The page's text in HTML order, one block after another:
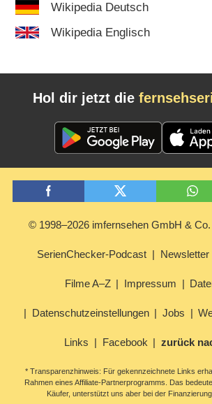
Wikipedia Deutsch
Wikipedia Englisch
Hol dir jetzt die
© 1998–2026 imfernsehen GmbH &
SerienChecker-Podcast Newsletter
Filme A–Z Impressum
Datenschutzeinstellungen Jobs
Links Facebook zurück
* Transparenzhinweis: Für gekennzeichnete Links
Rahmen eines Affiliate-Partnerprogramms. Das
Käufer, unterstützt uns aber bei der